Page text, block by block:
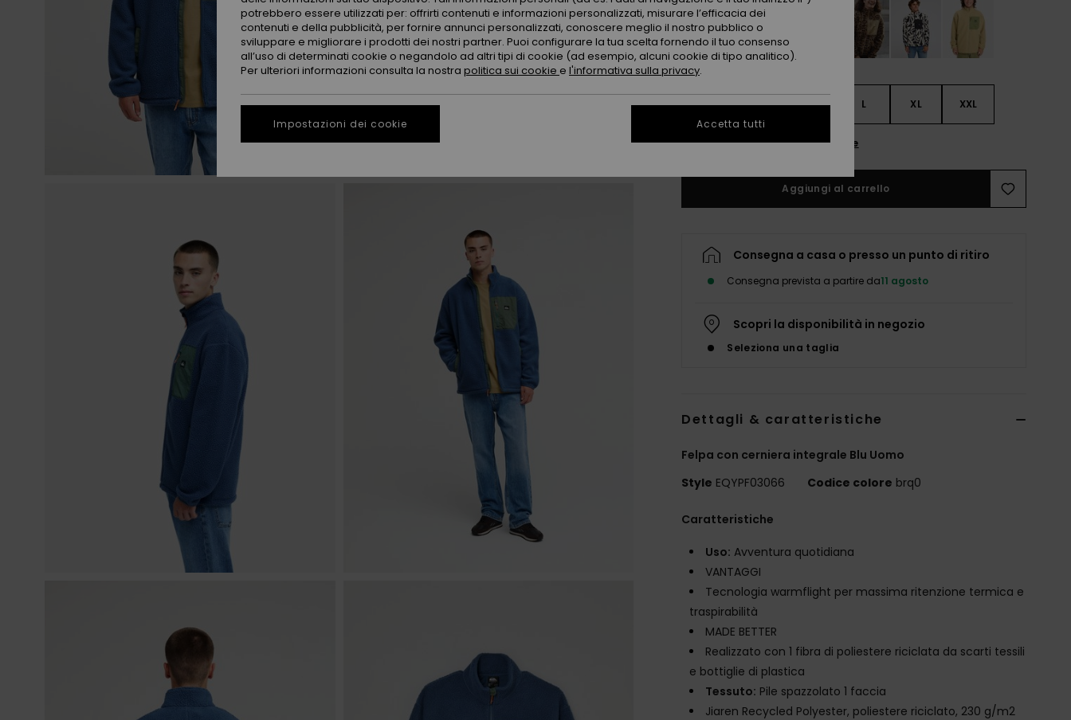
XS S M L XL XXL
Consulta la guida alle taglie
Aggiungi al carrello
Consegna a casa o presso un punto di ritiro
Consegna prevista a partire da11 agosto
Scopri la disponibilità in negozio
Seleziona una taglia
Dettagli & caratteristiche
Felpa con cerniera integrale Blu Uomo
Style EQYPF03066 Codice colore brq0
Caratteristiche
Uso: Avventura quotidiana
VANTAGGI
Tecnologia warmflight per massima ritenzione termica e
traspirabilità
MADE BETTER
Realizzato con 1 fibra di poliestere riciclata da scarti tessili
e bottiglie di plastica
Tessuto: Pile spazzolato 1 faccia
Jiaren Recycled Polyester, poliestere riciclato, 230 g/m2
potrebbero essere utilizzati per: offrirti contenuti e informazioni personalizzati, misurare l’efficacia dei
contenuti e della pubblicità, per fornire annunci personalizzati, conoscere meglio il nostro pubblico o
sviluppare e migliorare i prodotti dei nostri partner. Puoi configurare la tua scelta fornendo il tuo consenso
all’uso di determinati cookie o negandolo ad altri tipi di cookie (ad esempio, alcuni cookie di tipo analitico).
Per ulteriori informazioni consulta la nostra politica sui cookie e l'informativa sulla privacy.
Impostazioni dei cookie Accetta tutti